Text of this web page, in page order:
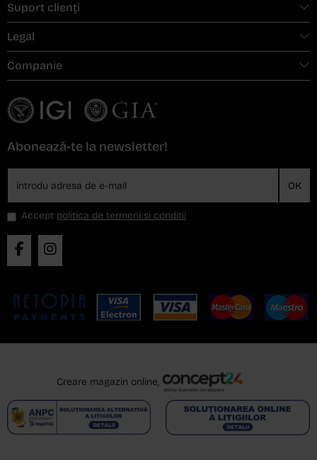
Suport clienți
Legal
Companie
Abonează-te la newsletter!
OK
Accept politica de termeni si conditii
Creare magazin online,